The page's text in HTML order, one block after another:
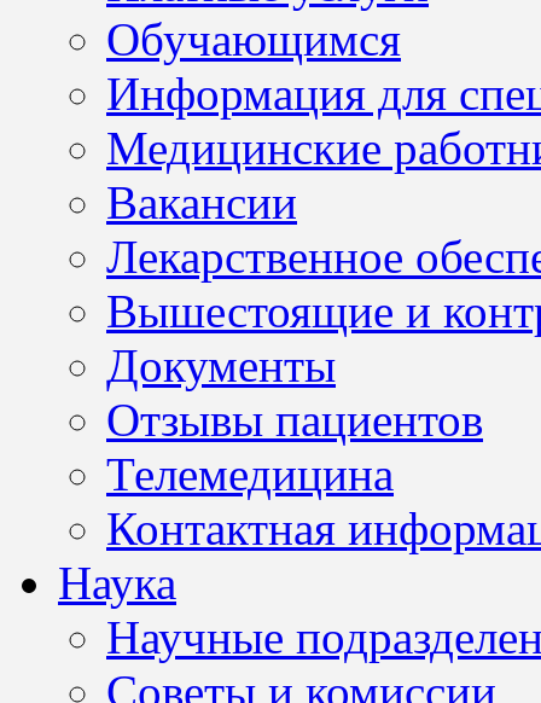
Обучающимся
Информация для
Медицинские
Вакансии
Лекарственное
Вышестоящие и
Документы
Отзывы пациентов
Телемедицина
Контактная
Наука
Научные
Советы и комиссии